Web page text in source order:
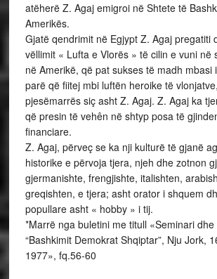
atëherë Z. Agaj emigroi në Shtete të
Amerikës.
Gjatë qendrimit në Egjypt Z. Agaj pregatiti
vëllimit « Lufta e Vlorës » të cilin e vuni në
në Amerikë, që pat sukses të madh mbasi
parë që fiitej mbi luftën heroike të
pjesëmarrës siç asht Z. Agaj. Z. Agaj ka
që presin të vehên në shtyp posa të
financiare.
Z. Agaj, përveç se ka nji kulturë të gjanë
historike e përvoja tjera, njeh dhe zotnon
gjermanishte, frengjishte, italishten,
greqishten, e tjera; asht orator i shquem
popullare asht « hobby » i tij.
*Marrë nga buletini me titull «Seminari
“Bashkimit Demokrat Shqiptar”, Nju Jork,
1977», fq.56-60